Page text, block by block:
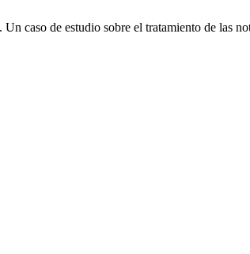
caso de estudio sobre el tratamiento de las